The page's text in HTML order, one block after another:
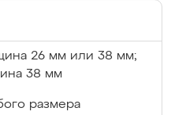
26 мм или 38 мм;
38 мм
размера